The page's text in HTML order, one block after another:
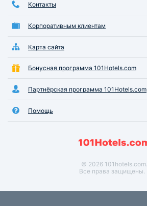
Контакты
Корпоративным клиентам
Карта сайта
Бонусная программа 101Hotels.com
Партнёрская программа 101Hotels.com
Помощь
© 2026 101hotels.com.
Все права защищены.